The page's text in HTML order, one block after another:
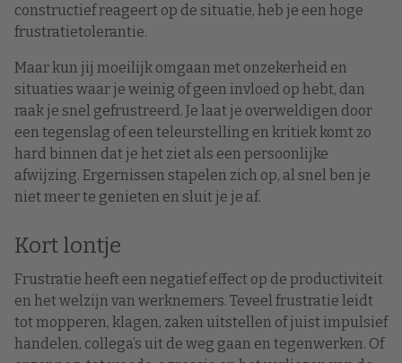
constructief reageert op de situatie, heb je een hoge
frustratietolerantie.
Maar kun jij moeilijk omgaan met onzekerheid en
situaties waar je weinig of geen invloed op hebt, dan
raak je snel gefrustreerd. Je laat je overweldigen door
een tegenslag of een teleurstelling en kritiek komt zo
hard binnen dat je het ziet als een persoonlijke
afwijzing. Ergernissen stapelen zich op, al snel ben je
niet meer te genieten en sluit je je af.
Kort lontje
Frustratie heeft een negatief effect op de productiviteit
en het welzijn van werknemers. Teveel frustratie leidt
tot mopperen, klagen, zaken uitstellen of juist impulsief
handelen, collega’s uit de weg gaan en tegenwerken. Of